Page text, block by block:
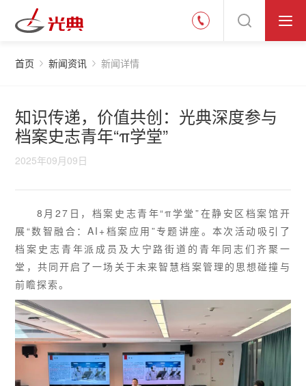
首页 新闻资讯 新闻详情
知识传递，价值共创：光典深度参与
档案史志青年“π学堂”
2025年09月09日
8月27日，档案史志青年“π学堂”在静安区档案馆开
展“数智融合：AI+档案应用”专题讲座。本次活动吸引了
档案史志青年派成员及大宁路街道的青年同志们齐聚一
堂，共同开启了一场关于未来智慧档案管理的思想碰撞与
前瞻探索。